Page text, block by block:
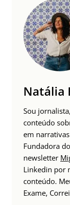
Natália
Sou
conteúdo
em
Fundadora
newsletter
Linkedin por
conteúdo.
Exame,